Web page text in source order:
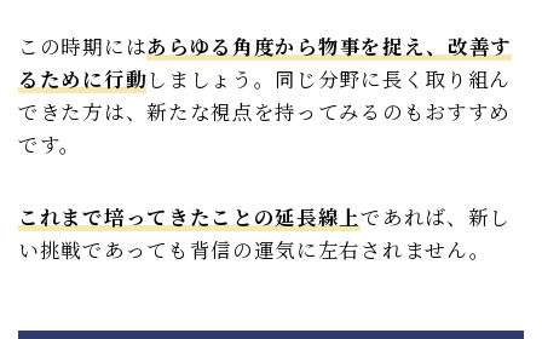
この時期にはあらゆる角度から物事を捉え、改善す
るために行動しましょう。同じ分野に長く取り組ん
できた方は、新たな視点を持ってみるのもおすすめ
です。
これまで培ってきたことの延長線上であれば、新し
い挑戦であっても背信の運気に左右されません。